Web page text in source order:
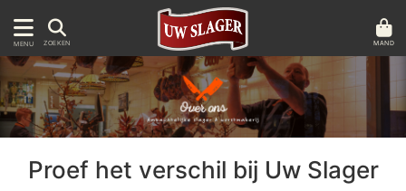
MENU ZOEKEN MAND
Proef het verschil bij Uw Slager